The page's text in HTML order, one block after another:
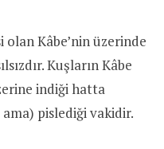
olan Kâbe’nin üzerinde
Kuşların Kâbe
indiği hatta
pislediği vakidir.